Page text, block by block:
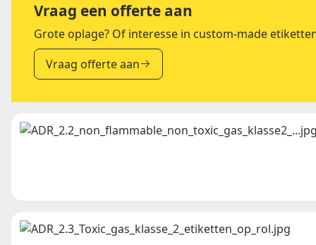
Vraag een offerte aan
Grote oplage? Of interesse in custom-made
Vraag offerte aan